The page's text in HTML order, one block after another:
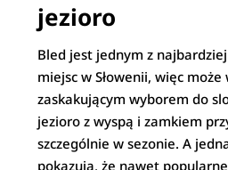
jezioro
Bled jest jednym z
miejsc w Słowenii, więc może
zaskakującym wyborem do
jezioro z wyspą i zamkiem
szczególnie w sezonie. A
pokazują, że nawet